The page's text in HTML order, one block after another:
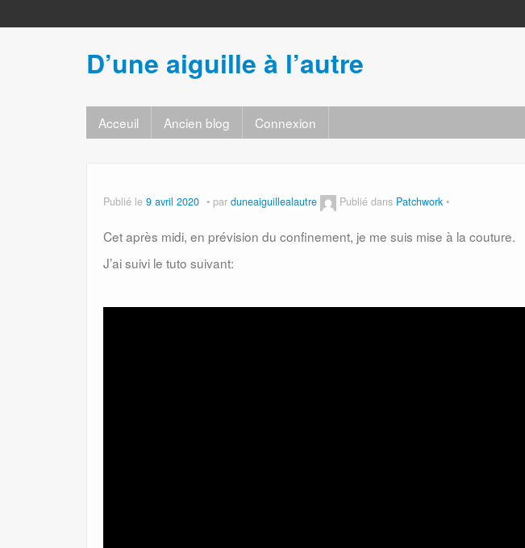
D’une aiguille à l’autre
Acceuil Ancien blog Connexion
Publié le 9 avril 2020 par duneaiguillealautre Publié dans Patchwork
Cet après midi, en prévision du confinement, je me suis mise à la couture.
J’ai suivi le tuto suivant: